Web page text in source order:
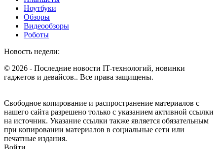
Ноутбуки
Обзоры
Видеообзоры
Роботы
Новость недели:
© 2026 - Последние новости IT-технологий, новинки
гаджетов и девайсов.. Все права защищены.
Свободное копирование и распространение материалов с
нашего сайта разрешено только с указанием активной ссылки
на источник. Указание ссылки также является обязательным
при копировании материалов в социальные сети или
печатные издания.
Войти